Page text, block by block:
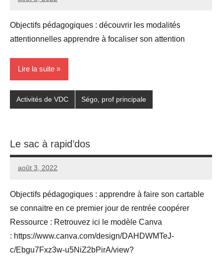
Seg0_La_Vraie
Aucun
Objectifs pédagogiques : découvrir les modalités
attentionnelles apprendre à focaliser son attention
Lire la suite
Activités de VDC Ségo, prof principale
Le sac à rapid’dos
août 3, 2022
Seg0_La_Vraie
5
Objectifs pédagogiques : apprendre à faire son cartable
se connaitre en ce premier jour de rentrée coopérer
Ressource : Retrouvez ici le modèle Canva
: https://www.canva.com/design/DAHDWMTeJ-
c/Ebgu7Fxz3w-u5NiZ2bPirA/view?